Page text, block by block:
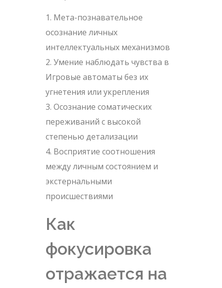
Мета-познавательное
осознание личных
интеллектуальных механизмов
Умение наблюдать чувства в
Игровые автоматы без их
угнетения или укрепления
Осознание соматических
переживаний с высокой
степенью детализации
Восприятие соотношения
между личным состоянием и
экстернальными
происшествиями
Как
фокусировка
отражается на